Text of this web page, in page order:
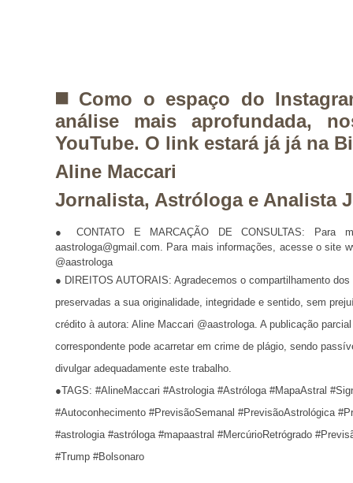
◼️ Como o espaço do
análise mais aprofundada,
YouTube. O link estará já já na
Aline Maccari
Jornalista, Astróloga e Analista
● CONTATO E MARCAÇÃO DE CONSULTAS: Para
aastrologa@gmail.com. Para mais informações, acesse o site
@aastrologa
● DIREITOS AUTORAIS: Agradecemos o compartilhamento
preservadas a sua originalidade, integridade e sentido, sem
crédito à autora: Aline Maccari @aastrologa. A publicação
correspondente pode acarretar em crime de plágio, sendo
divulgar adequadamente este trabalho.
●TAGS: #AlineMaccari #Astrologia #Astróloga #MapaAstral
#Autoconhecimento #PrevisãoSemanal #PrevisãoAstrológica
#astrologia #astróloga #mapaastral #MercúrioRetrógrado
#Trump #Bolsonaro